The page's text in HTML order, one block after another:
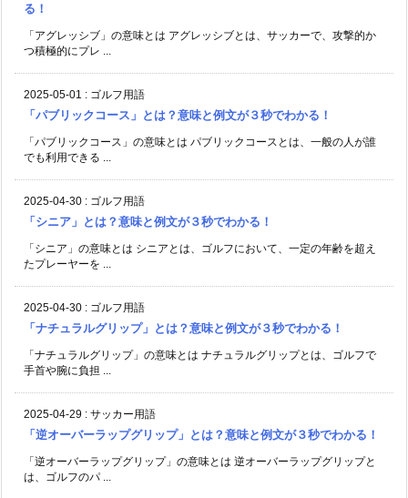
る！
「アグレッシブ」の意味とは アグレッシブとは、サッカーで、攻撃的か
つ積極的にプレ ...
2025-05-01 : ゴルフ用語
「パブリックコース」とは？意味と例文が３秒でわかる！
「パブリックコース」の意味とは パブリックコースとは、一般の人が誰
でも利用できる ...
2025-04-30 : ゴルフ用語
「シニア」とは？意味と例文が３秒でわかる！
「シニア」の意味とは シニアとは、ゴルフにおいて、一定の年齢を超え
たプレーヤーを ...
2025-04-30 : ゴルフ用語
「ナチュラルグリップ」とは？意味と例文が３秒でわかる！
「ナチュラルグリップ」の意味とは ナチュラルグリップとは、ゴルフで
手首や腕に負担 ...
2025-04-29 : サッカー用語
「逆オーバーラップグリップ」とは？意味と例文が３秒でわかる！
「逆オーバーラップグリップ」の意味とは 逆オーバーラップグリップと
は、ゴルフのパ ...